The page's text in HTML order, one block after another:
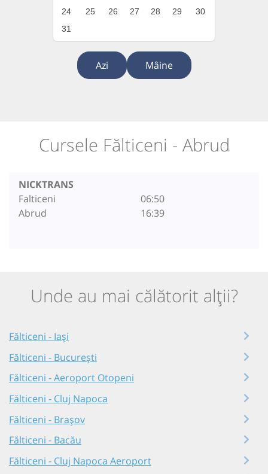
24
25 26 27 28 29
30
31
Azi Mâine
Cursele Fălticeni - Abrud
NICKTRANS
Falticeni
Abrud
06:50
16:39
Unde au mai călătorit alții?
Fălticeni - Iași
Fălticeni - București
Fălticeni - Aeroport Otopeni
Fălticeni - Cluj Napoca
Fălticeni - Brașov
Fălticeni - Bacău
Fălticeni - Cluj Napoca Aeroport